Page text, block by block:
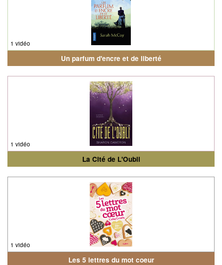
1 vidéo
Un parfum d'encre et de liberté
1 vidéo
La Cité de L'Oubli
1 vidéo
Les 5 lettres du mot coeur